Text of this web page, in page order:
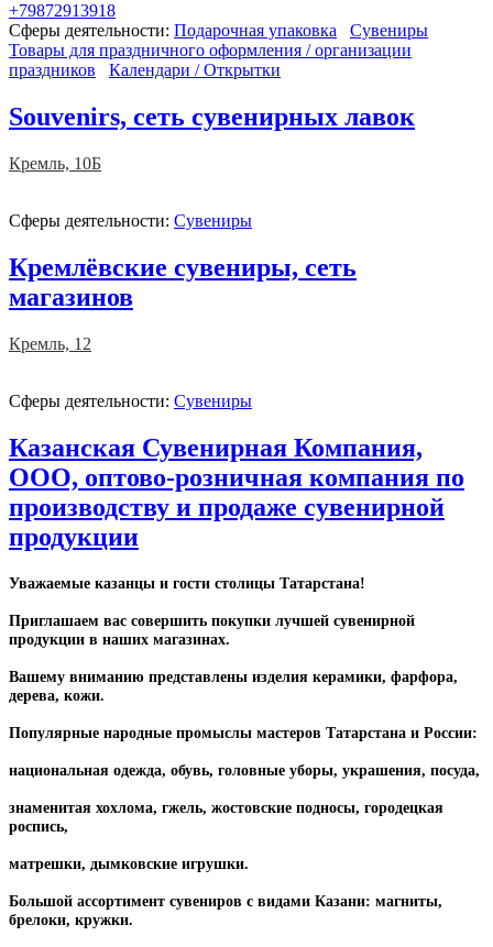
+79872913918
Сферы деятельности: Подарочная упаковка
Сувениры
Товары для праздничного оформления / организации
праздников
Календари / Открытки
Souvenirs, сеть сувенирных лавок
Кремль, 10Б
Сферы деятельности: Сувениры
Кремлёвские сувениры, сеть
магазинов
Кремль, 12
Сферы деятельности: Сувениры
Казанская Сувенирная Компания,
ООО, оптово-розничная компания по
производству и продаже сувенирной
продукции
Уважаемые казанцы и гости столицы Татарстана!
Приглашаем вас совершить покупки лучшей сувенирной
продукции в наших магазинах.
Вашему вниманию представлены изделия керамики, фарфора,
дерева, кожи.
Популярные народные промыслы мастеров Татарстана и России:
национальная одежда, обувь, головные уборы, украшения, посуда,
знаменитая хохлома, гжель, жостовские подносы, городецкая
роспись,
матрешки, дымковские игрушки.
Большой ассортимент сувениров с видами Казани: магниты,
брелоки, кружки.